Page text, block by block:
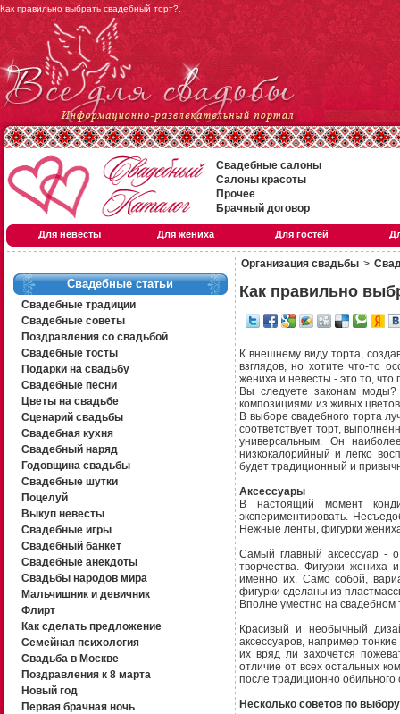
Как правильно выбрать свадебный торт?.
Свадебные салоны
Салоны красоты
Прочее
Брачный договор
Для невесты Для жениха Для гостей
Свадебные статьи
Свадебные традиции
Свадебные советы
Поздравления со свадьбой
Свадебные тосты
Подарки на свадьбу
Свадебные песни
Цветы на свадьбе
Сценарий свадьбы
Свадебная кухня
Свадебный наряд
Годовщина свадьбы
Свадебные шутки
Поцелуй
Выкуп невесты
Свадебные игры
Свадебный банкет
Свадебные анекдоты
Свадьбы народов мира
Мальчишник и девичник
Флирт
Как сделать предложение
Семейная психология
Свадьба в Москве
Поздравления к 8 марта
Новый год
Первая брачная ночь
Организация свадьбы >
Как правильно
К внешнему виду торта,
взглядов, но хотите что-то
жениха и невесты - это то,
Вы следуете законам
композициями из живых
В выборе свадебного торта
соответствует торт,
универсальным. Он
низкокалорийный и легко
будет традиционный и
Аксессуары
В настоящий момент
экспериментировать.
Нежные ленты, фигурки
Самый главный аксессуар -
творчества. Фигурки
именно их. Само собой,
фигурки сделаны из
Вполне уместно на свадебном
Красивый и необычный
аксессуаров, например
их вряд ли захочется
отличие от всех остальных
после традиционно обильного
Несколько советов по